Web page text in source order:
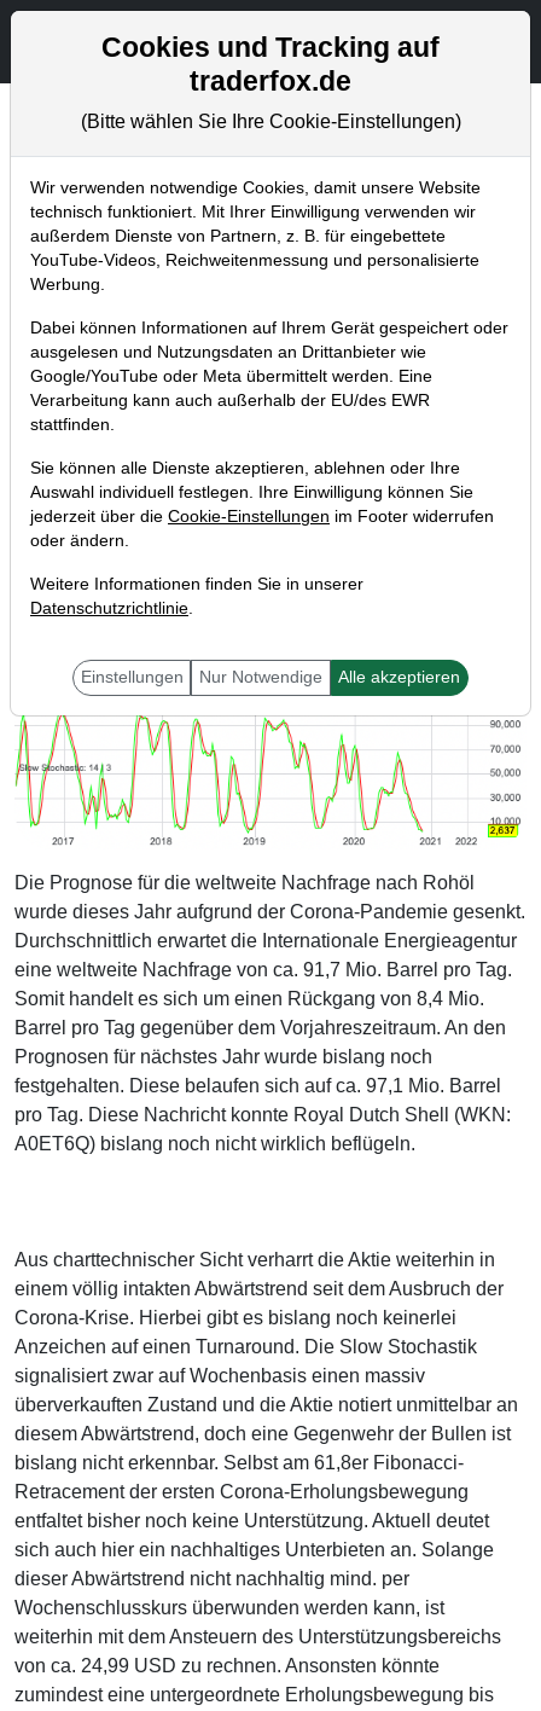
Aktien- und Artikelsuche
Chartanalysen
Home Blog Chartanalysen
Chartanalyse Shell: gelingt
doch noch der Turnaround?
18.09.2020 um 06:12 Uhr | P. Uhlschmied
Die Prognose für die weltweite Nachfrage nach Rohöl
wurde dieses Jahr aufgrund der Corona-Pandemie gesenkt.
Durchschnittlich erwartet die Internationale Energieagentur
eine weltweite Nachfrage von ca. 91,7 Mio. Barrel pro Tag.
Somit handelt es sich um einen Rückgang von 8,4 Mio.
Barrel pro Tag gegenüber dem Vorjahreszeitraum. An den
Prognosen für nächstes Jahr wurde bislang noch
festgehalten. Diese belaufen sich auf ca. 97,1 Mio. Barrel
pro Tag. Diese Nachricht konnte Royal Dutch Shell (WKN:
A0ET6Q) bislang noch nicht wirklich beflügeln.
Aus charttechnischer Sicht verharrt die Aktie weiterhin in
einem völlig intakten Abwärtstrend seit dem Ausbruch der
Corona-Krise. Hierbei gibt es bislang noch keinerlei
Anzeichen auf einen Turnaround. Die Slow Stochastik
signalisiert zwar auf Wochenbasis einen massiv
überverkauften Zustand und die Aktie notiert unmittelbar an
diesem Abwärtstrend, doch eine Gegenwehr der Bullen ist
bislang nicht erkennbar. Selbst am 61,8er Fibonacci-
Retracement der ersten Corona-Erholungsbewegung
entfaltet bisher noch keine Unterstützung. Aktuell deutet
sich auch hier ein nachhaltiges Unterbieten an. Solange
dieser Abwärtstrend nicht nachhaltig mind. per
Wochenschlusskurs überwunden werden kann, ist
weiterhin mit dem Ansteuern des Unterstützungsbereichs
von ca. 24,99 USD zu rechnen. Ansonsten könnte
zumindest eine untergeordnete Erholungsbewegung bis
Cookies und Tracking auf
traderfox.de
(Bitte wählen Sie Ihre Cookie-Einstellungen)
Wir verwenden notwendige Cookies, damit unsere Website
technisch funktioniert. Mit Ihrer Einwilligung verwenden wir
außerdem Dienste von Partnern, z. B. für eingebettete
YouTube-Videos, Reichweitenmessung und personalisierte
Werbung.
Dabei können Informationen auf Ihrem Gerät gespeichert oder
ausgelesen und Nutzungsdaten an Drittanbieter wie
Google/YouTube oder Meta übermittelt werden. Eine
Verarbeitung kann auch außerhalb der EU/des EWR
stattfinden.
Sie können alle Dienste akzeptieren, ablehnen oder Ihre
Auswahl individuell festlegen. Ihre Einwilligung können Sie
jederzeit über die Cookie-Einstellungen im Footer widerrufen
oder ändern.
Weitere Informationen finden Sie in unserer
Datenschutzrichtlinie.
Einstellungen Nur Notwendige Alle akzeptieren